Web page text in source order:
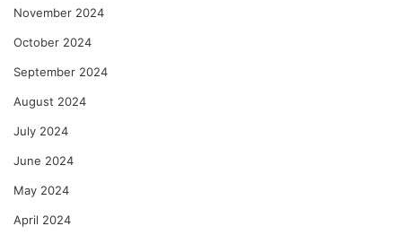
November 2024
October 2024
September 2024
August 2024
July 2024
June 2024
May 2024
April 2024